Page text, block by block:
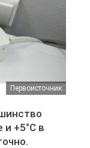
Первоисточник
+5°C в